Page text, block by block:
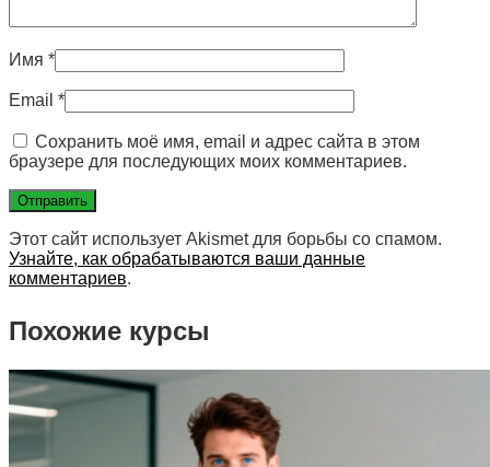
Имя *
Email *
Сохранить моё имя, email и адрес сайта в этом
браузере для последующих моих комментариев.
Этот сайт использует Akismet для борьбы со спамом.
Узнайте, как обрабатываются ваши данные
комментариев.
Похожие курсы